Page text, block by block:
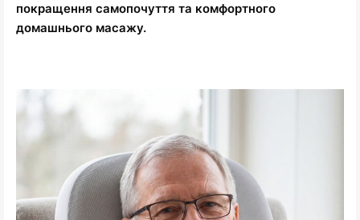
покращення самопочуття та комфортного
домашнього масажу.